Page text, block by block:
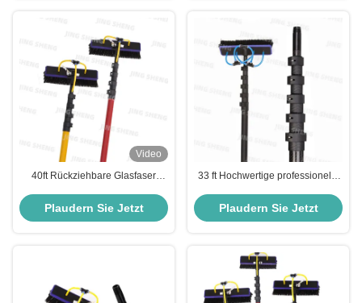
Video
40ft Rückziehbare Glasfaser
Hochhäuser Haltbarkeit Starke
Klemmen
Plaudern Sie Jetzt
33 ft Hochwertige professionelle
Fensterreinigungsstange oder
Solarreinigungspanele für den
Plaudern Sie Jetzt